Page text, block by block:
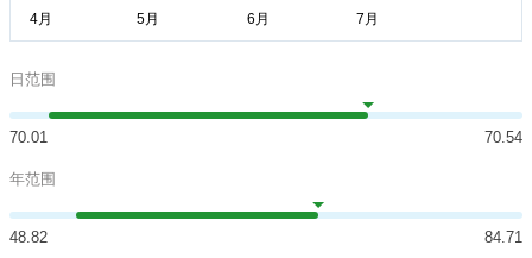
日范围
70.01 70.54
年范围
48.82 84.71